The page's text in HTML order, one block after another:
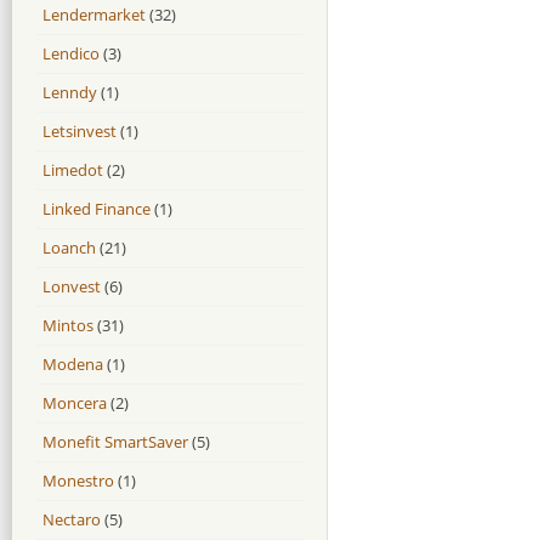
Lendermarket(32)
Lendico (3)
Lenndy(1)
Letsinvest(1)
Limedot(2)
Linked Finance(1)
Loanch (21)
Lonvest(6)
Mintos(31)
Modena(1)
Moncera(2)
Monefit SmartSaver(5)
Monestro (1)
Nectaro (5)